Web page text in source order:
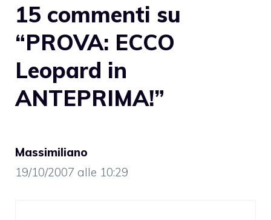
15 commenti su
“PROVA: ECCO
Leopard in
ANTEPRIMA!”
Massimiliano
19/10/2007 alle 10:29